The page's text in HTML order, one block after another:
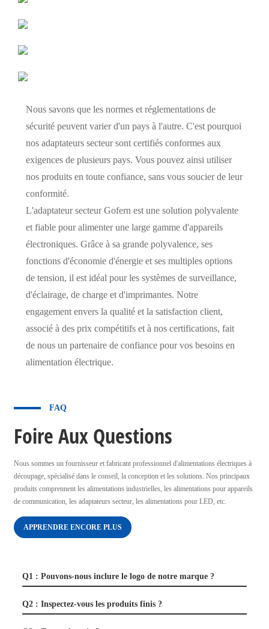
Nous savons que les normes et réglementations de
sécurité peuvent varier d'un pays à l'autre. C'est pourquoi
nos adaptateurs secteur sont certifiés conformes aux
exigences de plusieurs pays. Vous pouvez ainsi utiliser
nos produits en toute confiance, sans vous soucier de leur
conformité.
L'adaptateur secteur Gofern est une solution polyvalente
et fiable pour alimenter une large gamme d'appareils
électroniques. Grâce à sa grande polyvalence, ses
fonctions d'économie d'énergie et ses multiples options
de tension, il est idéal pour les systèmes de surveillance,
d'éclairage, de charge et d'imprimantes. Notre
engagement envers la qualité et la satisfaction client,
associé à des prix compétitifs et à nos certifications, fait
de nous un partenaire de confiance pour vos besoins en
alimentation électrique.
FAQ
Foire Aux Questions
Nous sommes un fournisseur et fabricant professionnel d'alimentations électriques à
découpage, spécialisé dans le conseil, la conception et les solutions. Nos principaux
produits comprennent les alimentations industrielles, les alimentations pour appareils
de communication, les adaptateurs secteur, les alimentations pour LED, etc.
APPRENDRE ENCORE PLUS
Q1 : Pouvons-nous inclure le logo de notre marque ?
Q2 : Inspectez-vous les produits finis ?